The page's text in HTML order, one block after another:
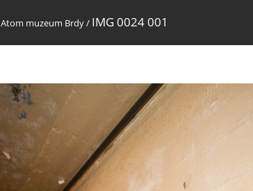
Atom muzeum Brdy/ IMG 0024 001